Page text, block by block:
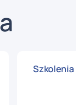
Szkolenia